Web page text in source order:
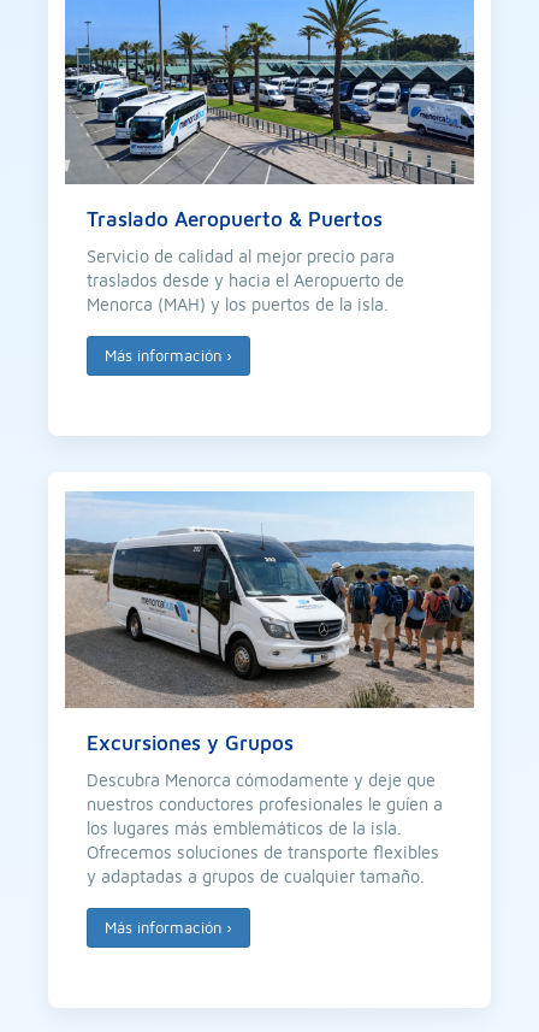
Traslado Aeropuerto & Puertos
Servicio de calidad al mejor precio para
traslados desde y hacia el Aeropuerto de
Menorca (MAH) y los puertos de la isla.
Más información ›
Excursiones y Grupos
Descubra Menorca cómodamente y deje que
nuestros conductores profesionales le guíen a
los lugares más emblemáticos de la isla.
Ofrecemos soluciones de transporte flexibles
y adaptadas a grupos de cualquier tamaño.
Más información ›